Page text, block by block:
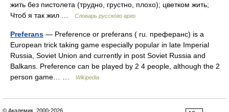
жить без пистолета (трудно, грустно, плохо); цветком жить;
Чтоб я так жил …
Словарь русского арго
Preferans — Preference or preferans ( ru. преферанс) is a
European trick taking game especially popular in late Imperial
Russia, Soviet Union and currently in post Soviet Russia and
Balkans. Preference can be played by 2 4 people, although the 2
person game… …
Wikipedia
© Академик, 2000-2026